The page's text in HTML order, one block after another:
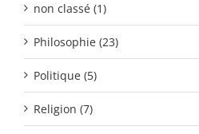
non classé (1)
Philosophie (23)
Politique (5)
Religion (7)